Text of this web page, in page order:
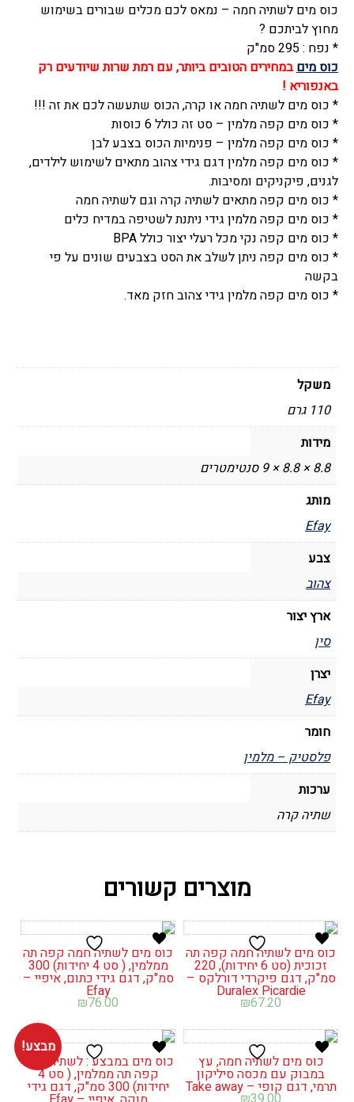
תה
ממלמין,
(
סט
4
יחידות)
300
סמ"ק,
דגם
גידי
צהוב,
איפיי
-
Efay
כוס מים לשתיה חמה – נמאס לכם מכלים שבורים בשימוש
מחוץ לביתכם ?
* נפח : 295 סמ"ק
כוס מיםבמחירים הטובים ביותר, עם רמת שרות שיודעים רק
באנפוריא !
* כוס מים לשתיה חמה או קרה, הכוס שתעשה לכם את זה !!!
* כוס מים קפה מלמין – סט זה כולל 6 כוסות
* כוס מים קפה מלמין – פנימיות הכוס בצבע לבן
* כוס מים קפה מלמין דגם גידי צהוב מתאים לשימוש לילדים,
לגנים, פיקניקים ומסיבות.
* כוס מים קפה מתאים לשתיה קרה וגם לשתיה חמה
* כוס מים קפה מלמין גידי ניתנת לשטיפה במדיח כלים
* כוס מים קפה נקי מכל רעלי יצור כולל BPA
* כוס מים קפה ניתן לשלב את הסט בצבעים שונים על פי
בקשה
* כוס מים קפה מלמין גידי צהוב חזק מאד.
משקל
110 גרם
מידות
8.8 × 8.8 × 9 סנטימטרים
מותג
Efay
צבע
צהוב
ארץ יצור
סין
יצרן
Efay
חומר
פלסטיק – מלמין
ערכות
שתיה קרה
מוצרים קשורים
כוס מים לשתיה חמה קפה תה
זכוכית (סט 6 יחידות), 220
סמ"ק, דגם פיקרדי דורלקס –
Duralex Picardie
₪67.20
כוס מים לשתיה חמה קפה תה
ממלמין, ( סט 4 יחידות) 300
סמ"ק, דגם גידי כתום, איפיי –
Efay
₪76.00
כוס מים לשתיה חמה, עץ
במבוק עם מכסה סיליקון
תרמי, דגם קופי – Take away
מבצע!
כוס מים במבצע : לשתיה חמה
קפה תה ממלמין, ( סט 4
יחידות) 300 סמ"ק, דגם גידי